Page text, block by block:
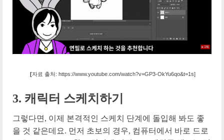
[자료 출처: https://www.youtube.com/watch?v=GP3-OkYu6qo&t=1s]
3. 캐릭터 스케치하기
그렇다면, 이제 본격적인 스케치 단계에 돌입해 봐도 좋
을 것 같은데요. 먼저 초보의 경우, 컴퓨터에서 바로 드로